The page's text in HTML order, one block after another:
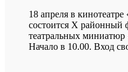
18 апреля в кинотеатре
состоится X районный
театральных
Начало в 10.00. Вход